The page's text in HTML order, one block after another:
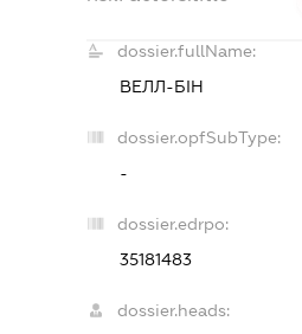
dossier.fullName:
ВЕЛЛ-БІН
dossier.opfSubType:
-
dossier.edrpo:
35181483
dossier.heads: